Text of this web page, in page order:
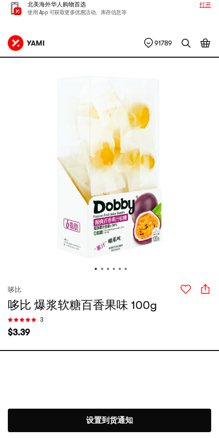
北美海外华人购物首选
使用 App 可获取更多优惠活动、库存信息等
打开
91789
哆比
哆比 爆浆软糖百香果味 100g
3
$3.39
设置到货通知